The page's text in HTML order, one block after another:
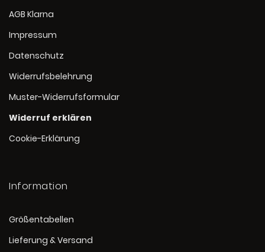
AGB Klarna
Impressum
Datenschutz
Widerrufsbelehrung
Muster-Widerrufsformular
Widerruf erklären
Cookie-Erklärung
Information
Größentabellen
Lieferung & Versand